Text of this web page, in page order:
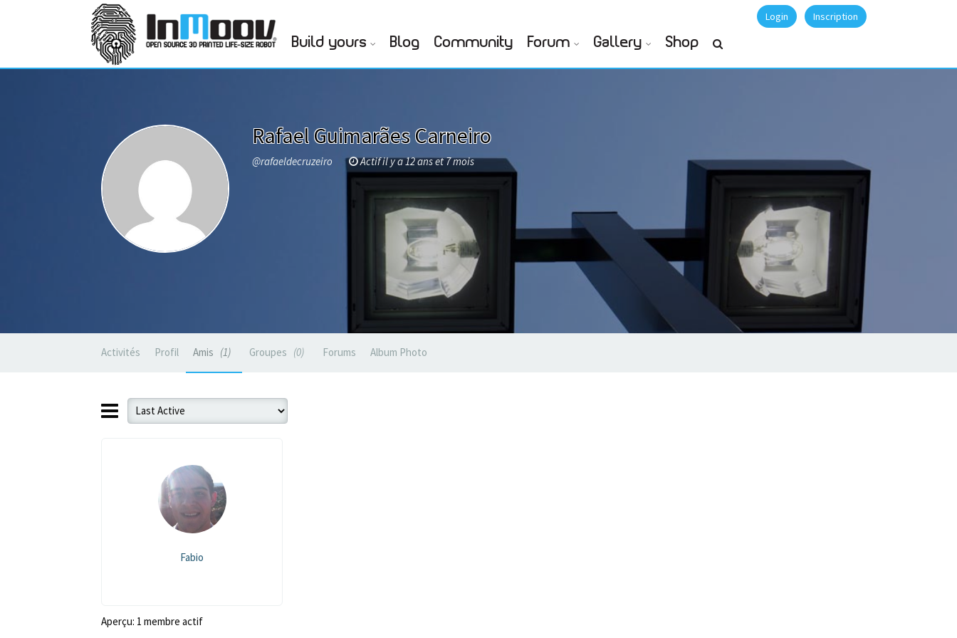
Login Inscription
Build yours Blog Community Forum Gallery Shop
Rafael Guimarães Carneiro
@rafaeldecruzeiro Actif il y a 12 ans et 7 mois
Activités Profil Amis 1 Groupes 0 Forums Album Photo
Fabio
Aperçu: 1 membre actif